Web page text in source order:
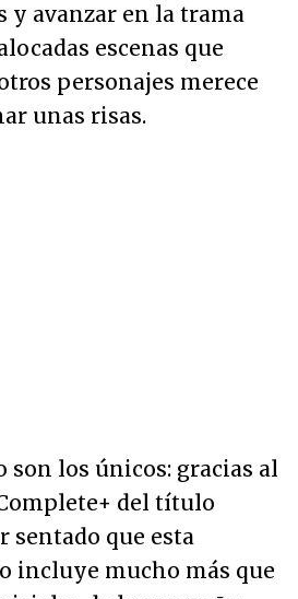
y avanzar en la trama
escenas que
personajes merece
unas risas.
son los únicos: gracias al
del título
sentado que esta
incluye mucho más que